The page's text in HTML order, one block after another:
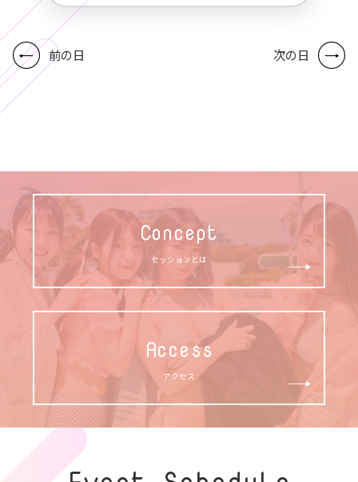
前の日 次の日
Concept
セッションとは
Access
アクセス